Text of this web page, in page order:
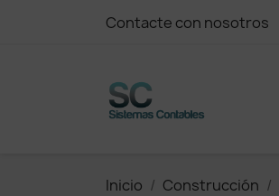
Contacte con nosotros
Inicio Construcción